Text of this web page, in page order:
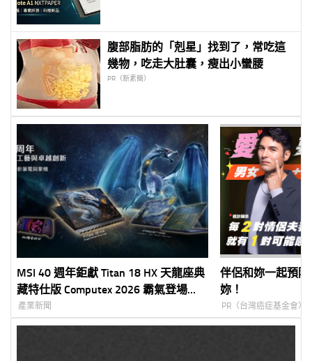
腹部脂肪的「剋星」找到了，常吃這
幾物，吃走大肚囊，瘦出小蠻腰
PR（新素簡）
MSI 40 週年鉅獻 Titan 18 HX 天龍座典
藏特仕版 Computex 2026 霸氣登場
《玩具總動員》聯名筆電與新世代掌機
同步亮相
產業新聞
伴侶和妳一起預
妳！
PR（台灣癌症基金會）